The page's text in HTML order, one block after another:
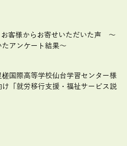
客様からお寄せいただいた声 ～
たアンケート結果～
槎国際高等学校仙台学習センター様
け「就労移行支援・福祉サービス説